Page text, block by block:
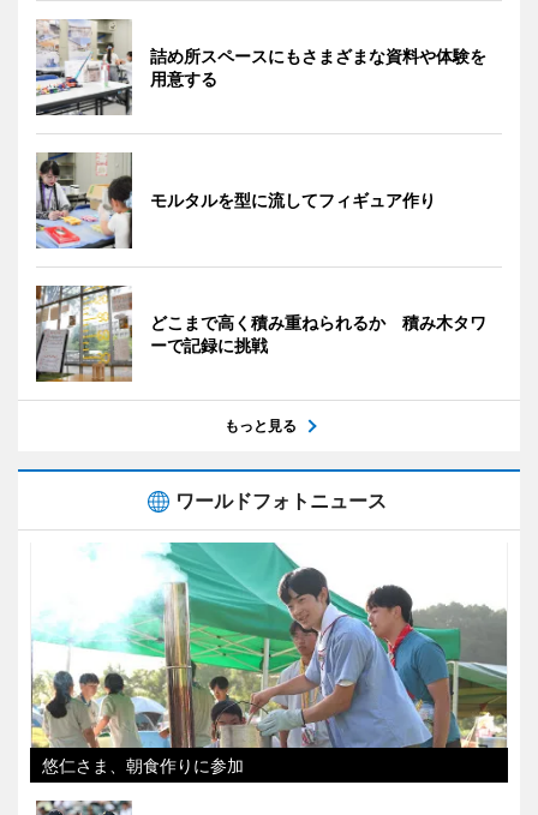
詰め所スペースにもさまざまな資料や体験を
用意する
モルタルを型に流してフィギュア作り
どこまで高く積み重ねられるか 積み木タワ
ーで記録に挑戦
もっと見る
ワールドフォトニュース
悠仁さま、朝食作りに参加